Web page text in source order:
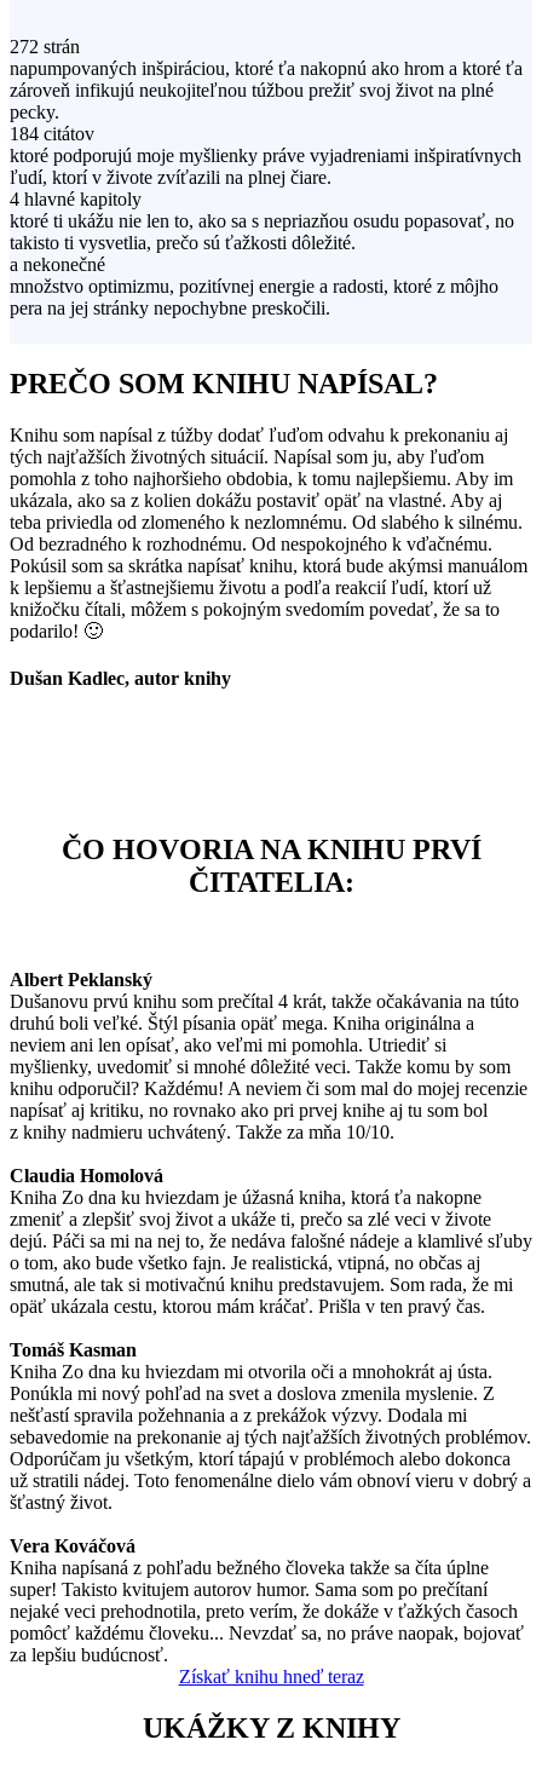
272 strán
napumpovaných inšpiráciou, ktoré ťa nakopnú ako hrom a ktoré ťa
zároveň infikujú neukojiteľnou túžbou prežiť svoj život na plné
pecky.
184 citátov
ktoré podporujú moje myšlienky práve vyjadreniami inšpiratívnych
ľudí, ktorí v živote zvíťazili na plnej čiare.
4 hlavné kapitoly
ktoré ti ukážu nie len to, ako sa s nepriazňou osudu popasovať, no
takisto ti vysvetlia, prečo sú ťažkosti dôležité.
a nekonečné
množstvo optimizmu, pozitívnej energie a radosti, ktoré z môjho
pera na jej stránky nepochybne preskočili.
PREČO SOM KNIHU NAPÍSAL?
Knihu som napísal z túžby dodať ľuďom odvahu k prekonaniu aj
tých najťažších životných situácií. Napísal som ju, aby ľuďom
pomohla z toho najhoršieho obdobia, k tomu najlepšiemu. Aby im
ukázala, ako sa z kolien dokážu postaviť opäť na vlastné. Aby aj
teba priviedla od zlomeného k nezlomnému. Od slabého k silnému.
Od bezradného k rozhodnému. Od nespokojného k vďačnému.
Pokúsil som sa skrátka napísať knihu, ktorá bude akýmsi manuálom
k lepšiemu a šťastnejšiemu životu a podľa reakcií ľudí, ktorí už
knižočku čítali, môžem s pokojným svedomím povedať, že sa to
podarilo! 🙂
Dušan Kadlec, autor knihy
ČO HOVORIA NA KNIHU PRVÍ
ČITATELIA:
Albert Peklanský
Dušanovu prvú knihu som prečítal 4 krát, takže očakávania na túto
druhú boli veľké. Štýl písania opäť mega. Kniha originálna a
neviem ani len opísať, ako veľmi mi pomohla. Utriediť si
myšlienky, uvedomiť si mnohé dôležité veci. Takže komu by som
knihu odporučil? Každému! A neviem či som mal do mojej recenzie
napísať aj kritiku, no rovnako ako pri prvej knihe aj tu som bol
z knihy nadmieru uchvátený. Takže za mňa 10/10.
Claudia Homolová
Kniha Zo dna ku hviezdam je úžasná kniha, ktorá ťa nakopne
zmeniť a zlepšiť svoj život a ukáže ti, prečo sa zlé veci v živote
dejú. Páči sa mi na nej to, že nedáva falošné nádeje a klamlivé sľuby
o tom, ako bude všetko fajn. Je realistická, vtipná, no občas aj
smutná, ale tak si motivačnú knihu predstavujem. Som rada, že mi
opäť ukázala cestu, ktorou mám kráčať. Prišla v ten pravý čas.
Tomáš Kasman
Kniha Zo dna ku hviezdam mi otvorila oči a mnohokrát aj ústa.
Ponúkla mi nový pohľad na svet a doslova zmenila myslenie. Z
nešťastí spravila požehnania a z prekážok výzvy. Dodala mi
sebavedomie na prekonanie aj tých najťažších životných problémov.
Odporúčam ju všetkým, ktorí tápajú v problémoch alebo dokonca
už stratili nádej. Toto fenomenálne dielo vám obnoví vieru v dobrý a
šťastný život.
Vera Kováčová
Kniha napísaná z pohľadu bežného človeka takže sa číta úplne
super! Takisto kvitujem autorov humor. Sama som po prečítaní
nejaké veci prehodnotila, preto verím, že dokáže v ťažkých časoch
pomôcť každému človeku... Nevzdať sa, no práve naopak, bojovať
za lepšiu budúcnosť.
Získať knihu hneď teraz
UKÁŽKY Z KNIHY